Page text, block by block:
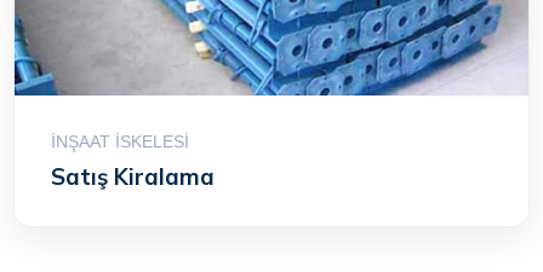
İNŞAAT İSKELESI
Satış Kiralama